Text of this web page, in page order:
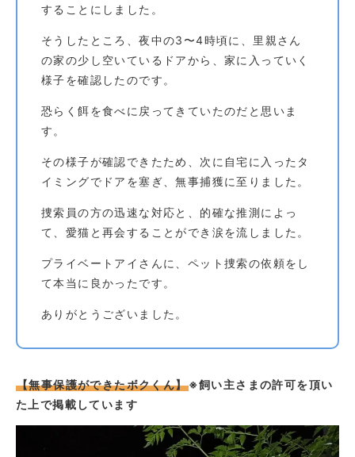
することにしました。
そうしたところ、夜中の3〜4時頃に、里親さん
の家の少し空いているドアから、家に入っていく
様子を確認したのです。
恐らく餌を食べに戻ってきていたのだと思いま
す。
その様子が確認できたため、次に自宅に入ったタ
イミングでドアを塞ぎ、無事捕獲に至りました。
捜索員の方の迅速な対応と、的確な推測によっ
て、愛猫と再会することができ涙を流しました。
プライベートアイさんに、ペット捜索の依頼をし
て本当に良かったです。
ありがとうございました。
【無事保護ができたボクくん】※飼い主さまの許可を頂い
た上で掲載しています